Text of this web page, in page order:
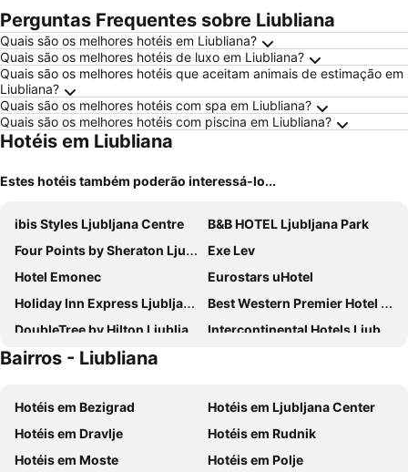
Perguntas Frequentes sobre Liubliana
Quais são os melhores hotéis em Liubliana?
Quais são os melhores hotéis de luxo em Liubliana?
Quais são os melhores hotéis que aceitam animais de estimação em
Liubliana?
Quais são os melhores hotéis com spa em Liubliana?
Quais são os melhores hotéis com piscina em Liubliana?
Hotéis em Liubliana
Estes hotéis também poderão interessá-lo...
ibis Styles Ljubljana Centre
B&B HOTEL Ljubljana Park
Four Points by Sheraton Ljubljana Mons
Exe Lev
Hotel Emonec
Eurostars uHotel
Holiday Inn Express Ljubljana by IHG
Best Western Premier Hotel Slon
DoubleTree by Hilton Ljubljana
Intercontinental Hotels Ljubljana By Ihg
Occidental Ljubljana
Grand Hotel Union Eurostars
Atik Rooms
M Hotel
Grand Plaza Hotel & Congress Center
Hotel Katrca
Hotel Medno
Bairros - Liubliana
Hotéis em Bezigrad
Hotéis em Ljubljana Center
Hotéis em Dravlje
Hotéis em Rudnik
Hotéis em Moste
Hotéis em Polje